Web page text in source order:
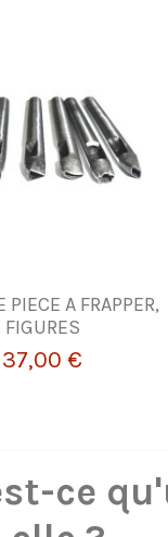
PIECE A FRAPPER,
FIGURES
37,00 €
ce